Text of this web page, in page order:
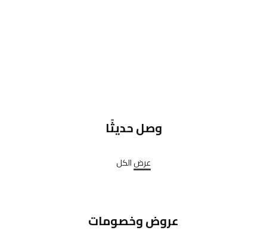
وصل حديثًا
عرض الكل
عروض وخصومات